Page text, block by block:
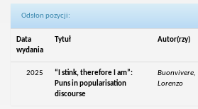
Odsłon pozycji:
Data
wydania
Tytuł Autor(rzy)
2025
“I stink, therefore I am”:
Puns in popularisation
discourse
Buonvivere,
Lorenzo